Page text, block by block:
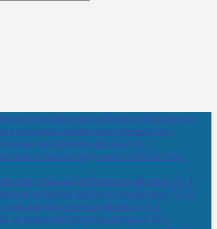
центральная районная библиотека
сельская библиотека-филиал № 1
библиотека-филиал № 2
сельская модельная библиотека-
сельская библиотека-филиал № 3
сельская библиотека-филиал № 15
сельская библиотека-филиал № 6
сельская библиотека-филиал № 5